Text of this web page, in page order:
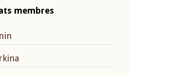
membres